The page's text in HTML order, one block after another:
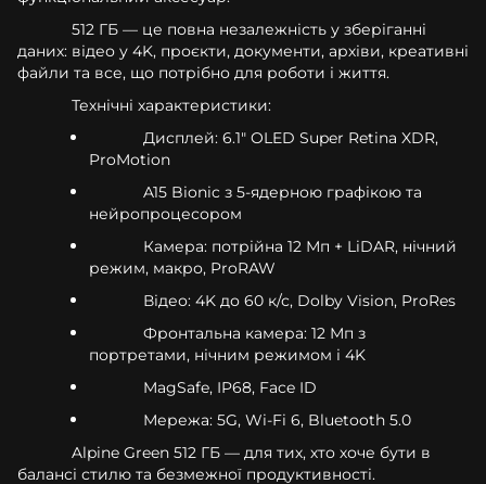
512 ГБ — це повна незалежність у зберіганні
даних: відео у 4K, проєкти, документи, архіви, креативні
файли та все, що потрібно для роботи і життя.
Технічні характеристики:
Дисплей: 6.1" OLED Super Retina XDR,
ProMotion
A15 Bionic з 5-ядерною графікою та
нейропроцесором
Камера: потрійна 12 Мп + LiDAR, нічний
режим, макро, ProRAW
Відео: 4K до 60 к/с, Dolby Vision, ProRes
Фронтальна камера: 12 Мп з
портретами, нічним режимом і 4K
MagSafe, IP68, Face ID
Мережа: 5G, Wi-Fi 6, Bluetooth 5.0
Alpine Green 512 ГБ — для тих, хто хоче бути в
балансі стилю та безмежної продуктивності.